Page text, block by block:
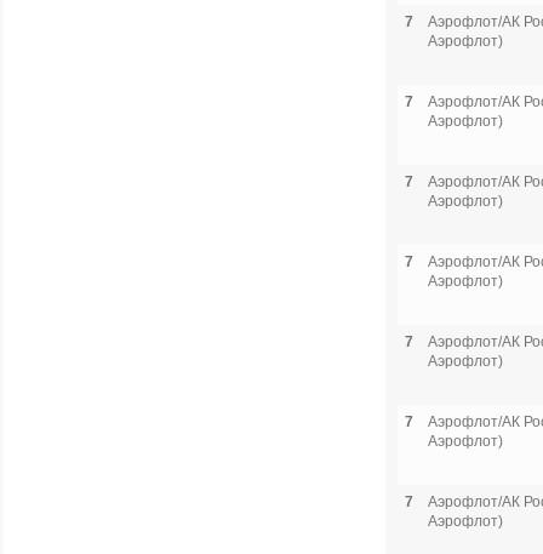
7
Аэрофлот/АК
Аэрофлот)
7
Аэрофлот/АК
Аэрофлот)
7
Аэрофлот/АК
Аэрофлот)
7
Аэрофлот/АК
Аэрофлот)
7
Аэрофлот/АК
Аэрофлот)
7
Аэрофлот/АК
Аэрофлот)
7
Аэрофлот/АК
Аэрофлот)